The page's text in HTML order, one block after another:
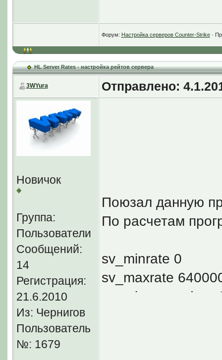
проблемы так и
Так может
решении данной
Каким образом
Форум: Настройка серверов Counter-Strike·
HL Server Rates - настройка рейтов сервера
3WYura Отправлено:
Новичок
Группа:
Пользователи
Сообщений:
14
Регистрация:
21.6.2010
Из: Чернигов
Пользователь
№: 1679
Поюзал данную
По расчетам
sv_minrate 0
sv_maxrate
sv_minrateupdate